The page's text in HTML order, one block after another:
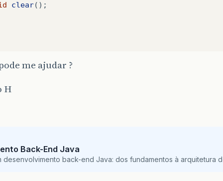
clear();
me ajudar ?
H
Back-End Java
desenvolvimento back-end Java: dos fundamentos à arquitetura